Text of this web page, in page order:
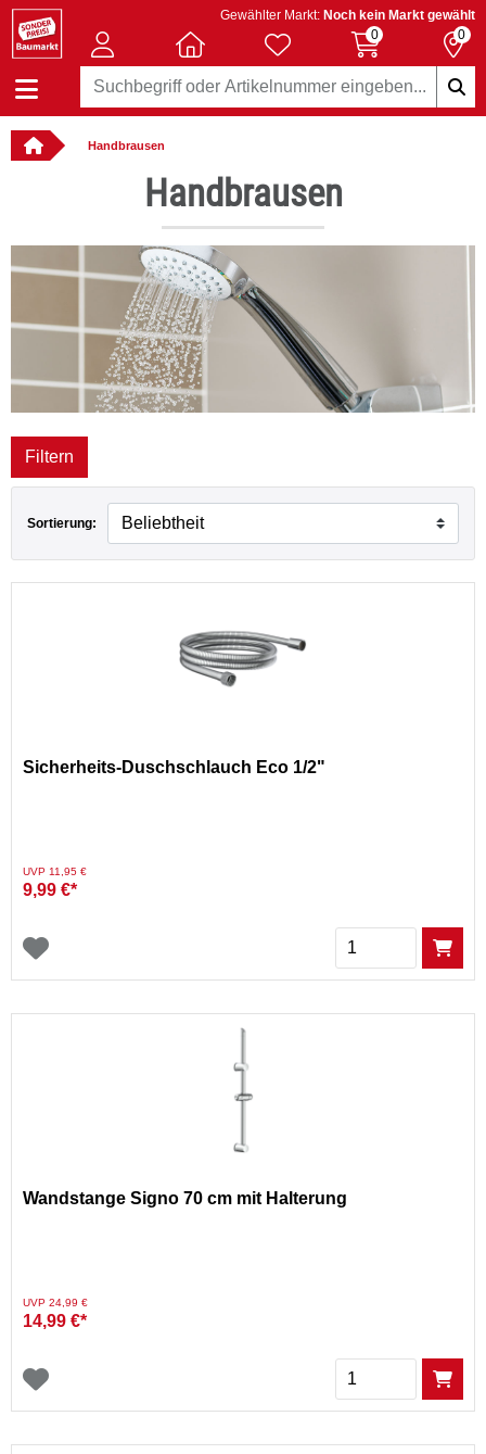
Gewählter Markt: Noch kein Markt gewählt
0
0
Handbrausen
online bestellbar
Handbrausen
Filtern
Sortierung:
Sicherheits-Duschschlauch Eco 1/2"
Preis reduziert von
UVP 11,95 €auf
9,99 €*
Menge
Wandstange Signo 70 cm mit Halterung
Preis reduziert von
UVP 24,99 €auf
14,99 €*
Menge